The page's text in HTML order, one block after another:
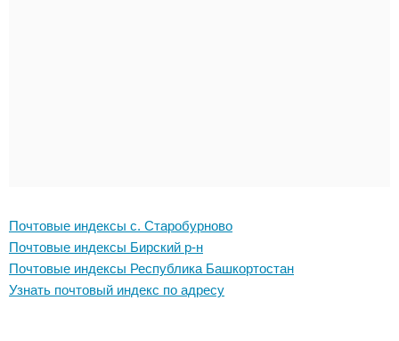
Почтовые индексы с. Старобурново
Почтовые индексы Бирский р-н
Почтовые индексы Республика Башкортостан
Узнать почтовый индекс по адресу